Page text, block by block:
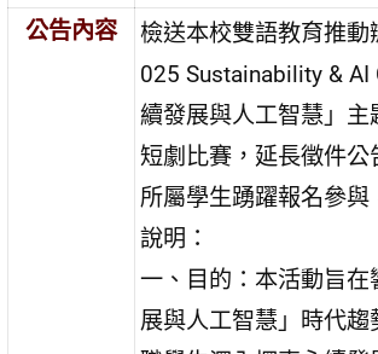
公告內容
檢送本校雙語教育推動
025 Sustainability & AI
續發展與人工智慧」主
短劇比賽，延長徵件公
所屬學生踴躍報名參與
說明：
一、目的：本活動旨在
展與人工智慧」時代趨